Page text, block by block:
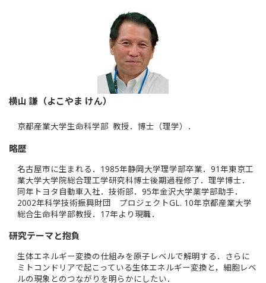
横山 謙（よこやま けん）
京都産業大学生命科学部 教授．博士（理学）．
略歴
名古屋市に生まれる．1985年静岡大学理学部卒業．91年東京工
業大学大学院総合理工学研究科博士後期過程修了．理学博士．
同年トヨタ自動車入社．技術部．95年金沢大学薬学部助手．
2002年科学技術振興財団 プロジェクトGL. 10年京都産業大学
総合生命科学部教授．17年より現職．
研究テーマと抱負
生体エネルギー変換の仕組みを原子レベルで解明する．さらに
ミトコンドリアで起こっている生体エネルギー変換と，細胞レベ
ルの現象とのつながりを明らかにしたい．